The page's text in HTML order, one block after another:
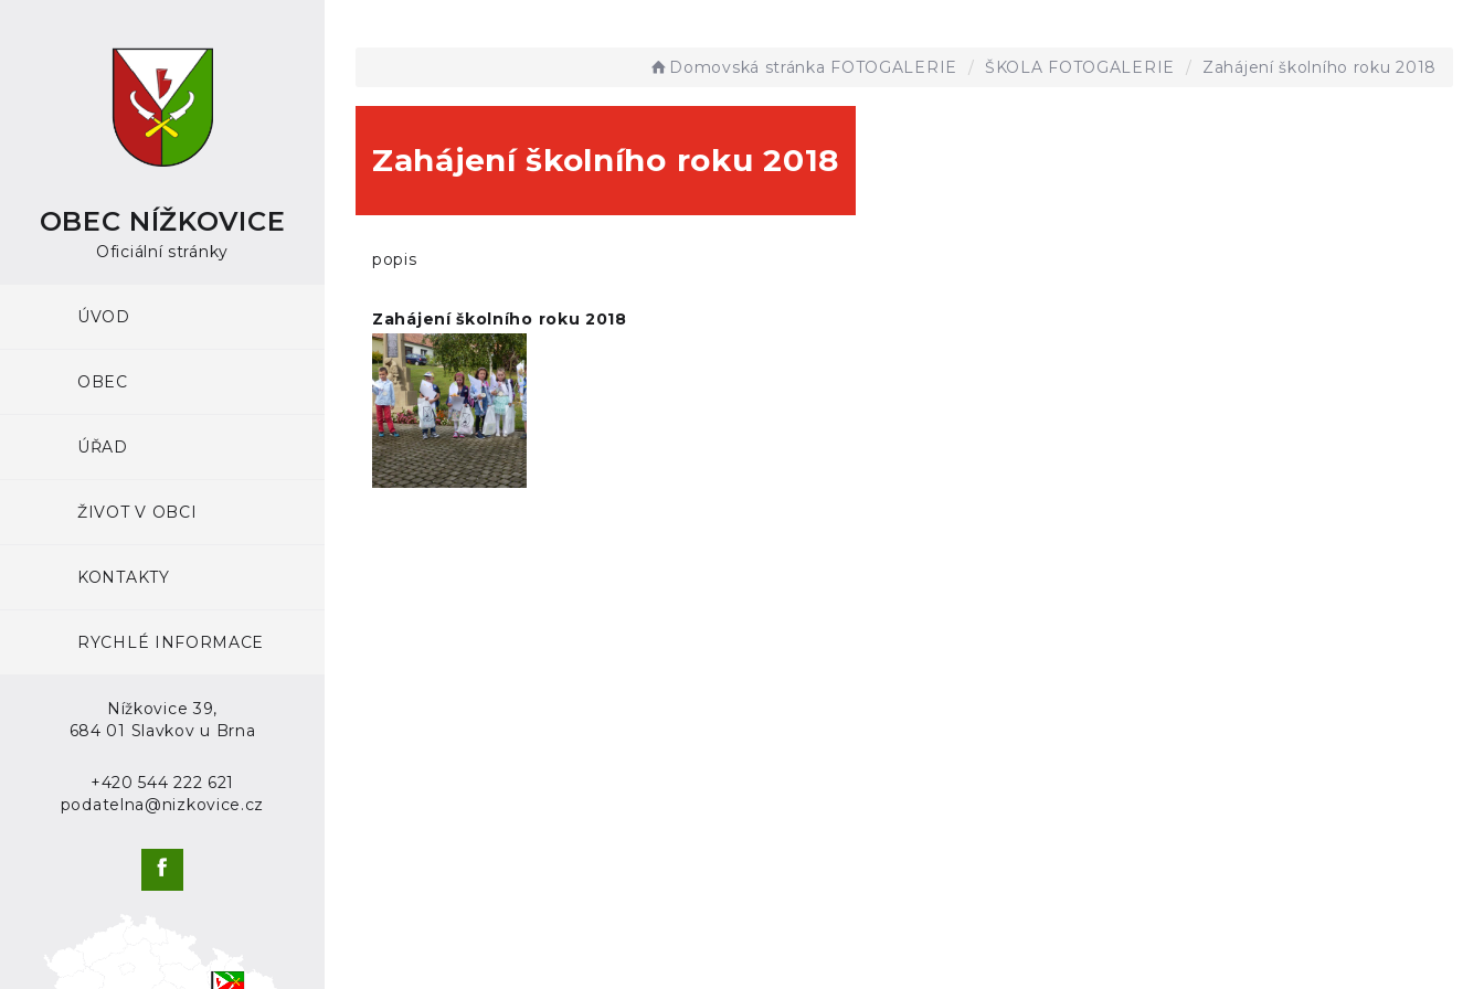
OBEC NÍŽKOVICE
Oficiální stránky
ÚVOD
OBEC
ÚŘAD
ŽIVOT V OBCI
KONTAKTY
RYCHLÉ INFORMACE
Nížkovice 39,
684 01 Slavkov u Brna
+420 544 222 621
podatelna@nizkovice.cz
Domovská stránka FOTOGALERIE ŠKOLA FOTOGALERIE Zahájení školního roku 2018
Zahájení školního roku 2018
popis
Zahájení školního roku 2018